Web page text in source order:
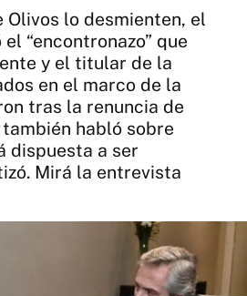
Vivo
Olivos lo desmienten, el
“encontronazo” que
y el titular de la
en el marco de la
tras la renuncia de
habló sobre
dispuesta a ser
Mirá la entrevista